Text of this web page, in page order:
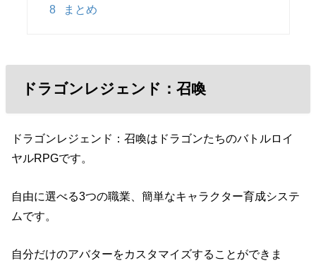
8 まとめ
ドラゴンレジェンド：召喚
ドラゴンレジェンド：召喚はドラゴンたちのバトルロイ
ヤルRPGです。
自由に選べる3つの職業、簡単なキャラクター育成システ
ムです。
自分だけのアバターをカスタマイズすることができま